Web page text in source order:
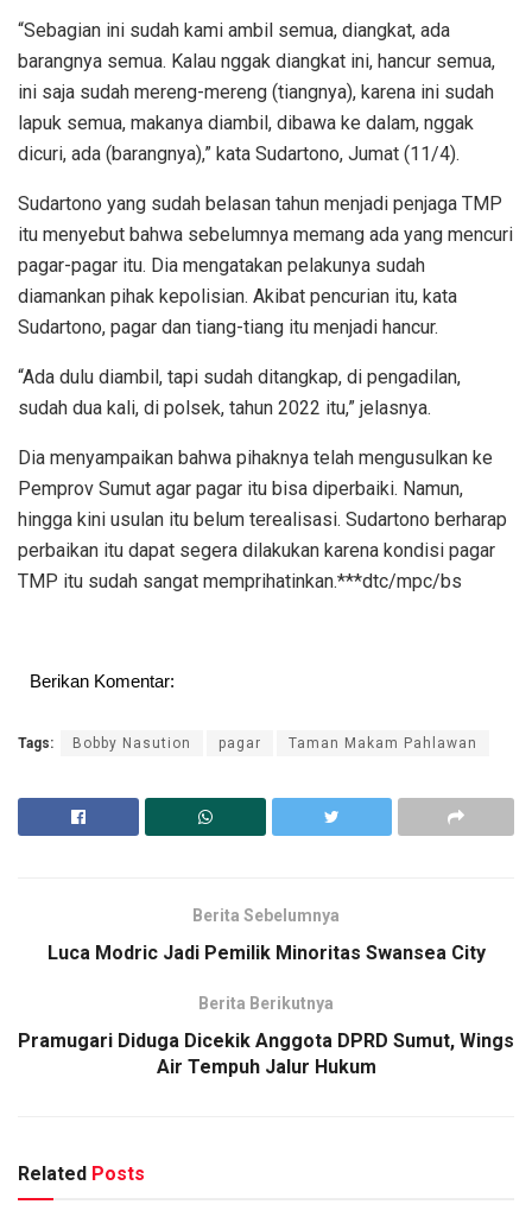
“Sebagian ini sudah kami ambil semua, diangkat, ada
barangnya semua. Kalau nggak diangkat ini, hancur semua,
ini saja sudah mereng-mereng (tiangnya), karena ini sudah
lapuk semua, makanya diambil, dibawa ke dalam, nggak
dicuri, ada (barangnya),” kata Sudartono, Jumat (11/4).
Sudartono yang sudah belasan tahun menjadi penjaga TMP
itu menyebut bahwa sebelumnya memang ada yang mencuri
pagar-pagar itu. Dia mengatakan pelakunya sudah
diamankan pihak kepolisian. Akibat pencurian itu, kata
Sudartono, pagar dan tiang-tiang itu menjadi hancur.
“Ada dulu diambil, tapi sudah ditangkap, di pengadilan,
sudah dua kali, di polsek, tahun 2022 itu,” jelasnya.
Dia menyampaikan bahwa pihaknya telah mengusulkan ke
Pemprov Sumut agar pagar itu bisa diperbaiki. Namun,
hingga kini usulan itu belum terealisasi. Sudartono berharap
perbaikan itu dapat segera dilakukan karena kondisi pagar
TMP itu sudah sangat memprihatinkan.***dtc/mpc/bs
Berikan Komentar:
Tags: Bobby Nasution pagar Taman Makam Pahlawan
Berita Sebelumnya
Luca Modric Jadi Pemilik Minoritas Swansea City
Berita Berikutnya
Pramugari Diduga Dicekik Anggota DPRD Sumut, Wings
Air Tempuh Jalur Hukum
Related Posts